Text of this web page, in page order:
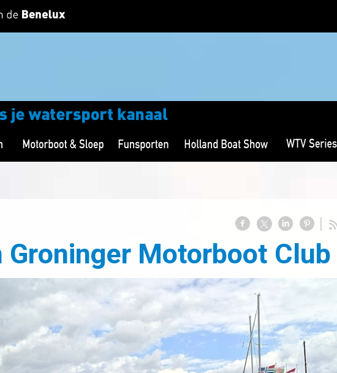
Motorboot Club